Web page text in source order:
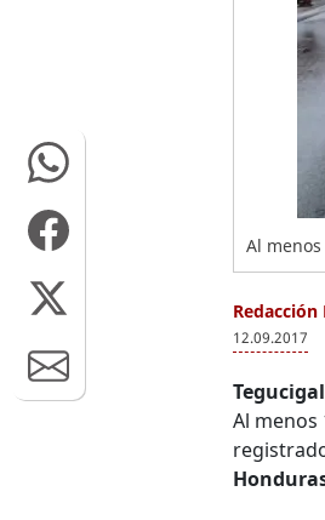
Al
Redacción
12.09.2017
Al